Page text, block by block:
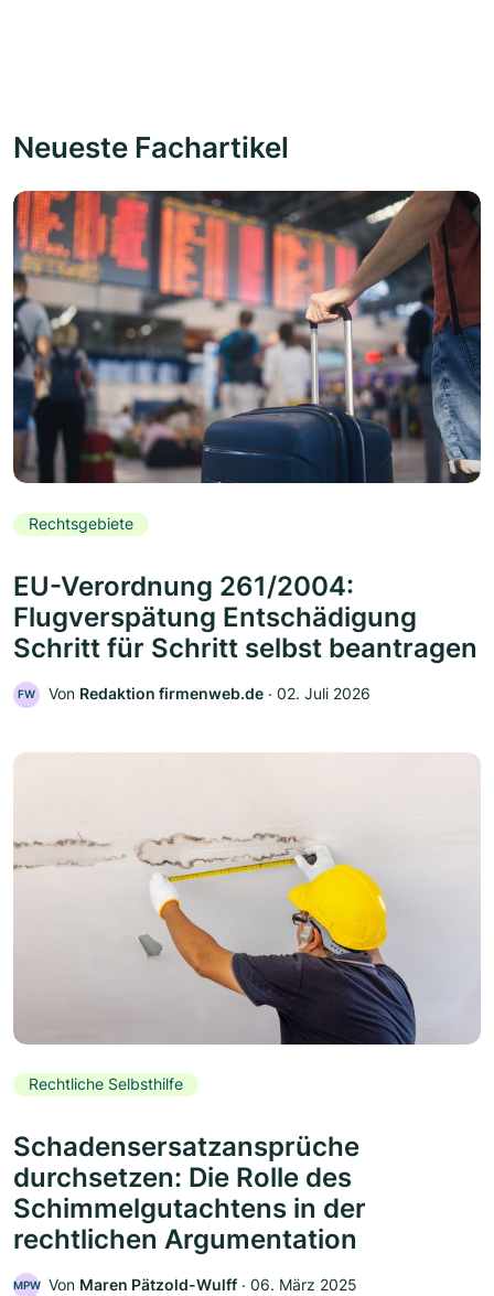
Neueste Fachartikel
Rechtsgebiete
EU-Verordnung 261/2004:
Flugverspätung Entschädigung
Schritt für Schritt selbst beantragen
FW Von Redaktion firmenweb.de ‧ 02. Juli 2026
Rechtliche Selbsthilfe
Schadensersatzansprüche
durchsetzen: Die Rolle des
Schimmelgutachtens in der
rechtlichen Argumentation
MPW Von Maren Pätzold-Wulff ‧ 06. März 2025